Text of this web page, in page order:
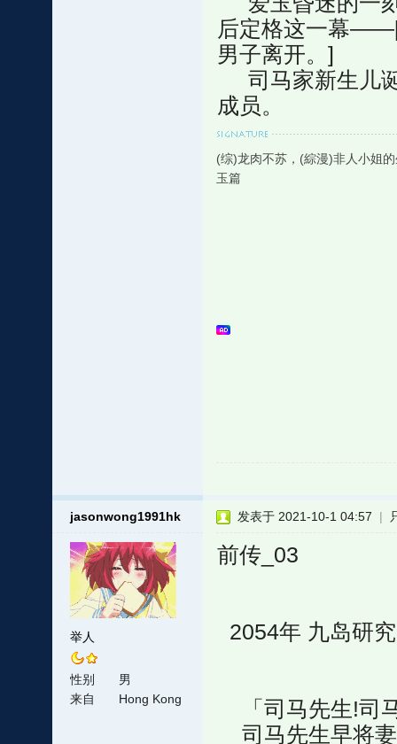
后定格这一幕
男子离开。]
司马家新生儿
成员。
(综)龙肉不苏，(綜漫)非人小姐
玉篇
jasonwong1991hk
举人
性别
男
来自
Hong Kong
发表于 2021-10-1 04:57 |
前传_03
2054年 九岛研
「司马先生!司
司马先生早将妻